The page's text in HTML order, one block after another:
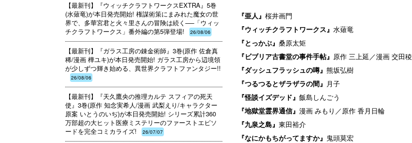
【最新刊】『ウィッチクラフトワークスEXTRA』5巻
(水薙竜)が本日発売開始! 権謀術策にまみれた魔女の世
界で、多華宮君と火々里さんの冒険は続く──「ウィッ
チクラフトワークス」番外編の第5弾登場!
26/08/06
【最新刊】『ガラス工房の錬金術師』3巻(原作 佐倉真
稀/漫画 樺ユキ)が本日発売開始! ガラス工房から辺境領
が少しずつ輝き始める、異世界クラフトファンタジー!!
26/08/06
【最新刊】『天久鷹央の推理カルテ スフィアの死天
使』3巻(原作 知念実希人/漫画 武梨えり/キャラクター
原案 いとうのいぢ)が本日発売開始! シリーズ累計360
万部超の大ヒット医療ミステリーのファーストエピソ
ードを完全コミカライズ!
26/07/07
『亜人』桜井画門
『ウィッチクラフトワークス』水薙竜
『とっかぶ』桑原太矩
『ビブリア古書堂の事件手帖』 原作 三上延／漫画 交田稜
『ダッシュフラッシュの噂』熊坂弘樹
『つるつるとザラザラの間』 月子
『怪談イズデッド』飯島しんごう
『地獄堂霊界通信』漫画 みもり／原作 香月日輪
『九泉之島』東田裕介
『なにかもちがってますか』 鬼頭莫宏